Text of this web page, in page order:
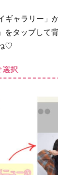
ギャラリー」
をタップして
♡
選択